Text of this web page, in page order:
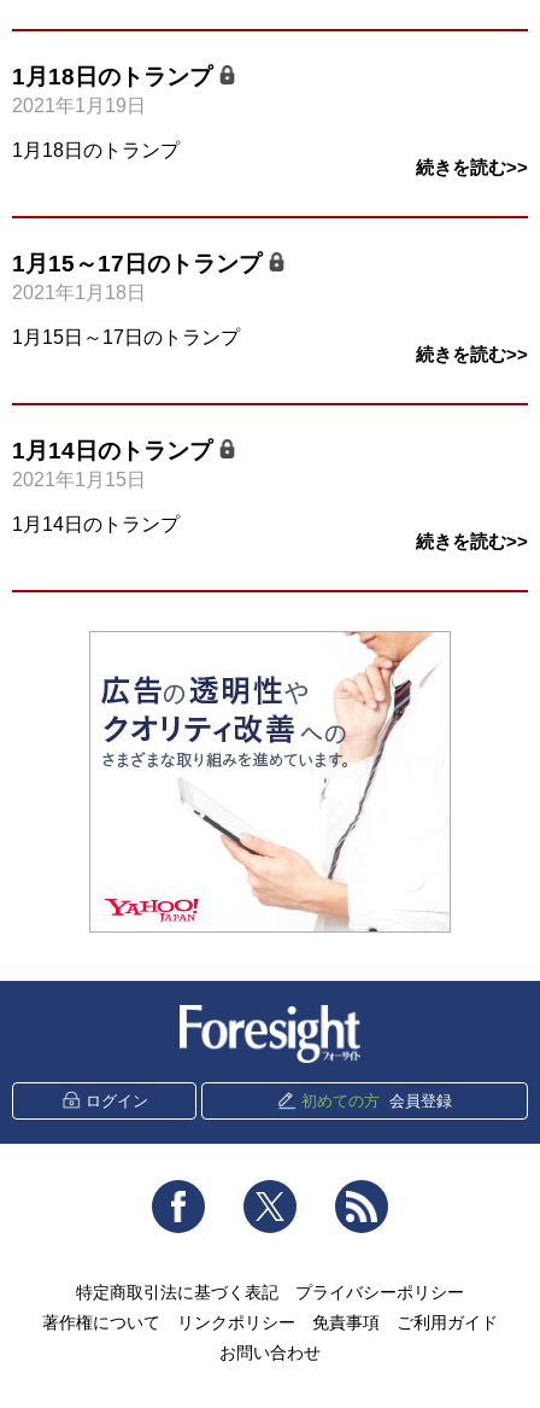
1月18日のトランプ
2021年1月19日
1月18日のトランプ
続きを読む>>
1月15～17日のトランプ
2021年1月18日
1月15日～17日のトランプ
続きを読む>>
1月14日のトランプ
2021年1月15日
1月14日のトランプ
続きを読む>>
ログイン 初めての方 会員登録
Facebook Twitter
特定商取引法に基づく表記
プライバシーポリシー
著作権について
リンクポリシー 免責事項
ご利用ガイド
お問い合わせ